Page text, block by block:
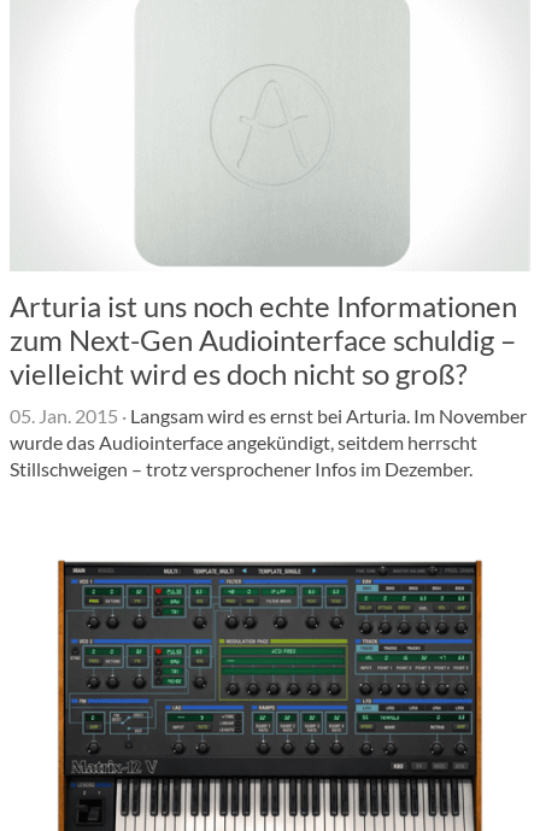
Arturia ist uns noch echte Informationen
zum Next-Gen Audiointerface schuldig –
vielleicht wird es doch nicht so groß?
05. Jan. 2015 · Langsam wird es ernst bei Arturia. Im November
wurde das Audiointerface angekündigt, seitdem herrscht
Stillschweigen – trotz versprochener Infos im Dezember.